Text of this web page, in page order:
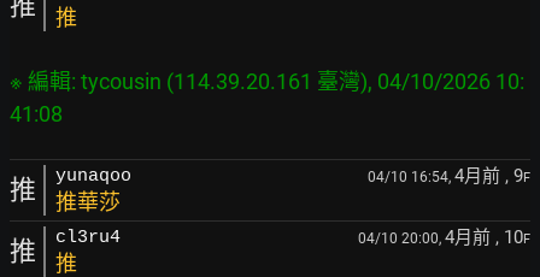
推
※ 編輯: tycousin (114.39.20.161 臺灣), 04/10/2026 10:
推 yunaqoo 04/10 16:54, 4月前 , 9F
推華莎
推 cl3ru4 04/10 20:00, 4月前 , 10F
推